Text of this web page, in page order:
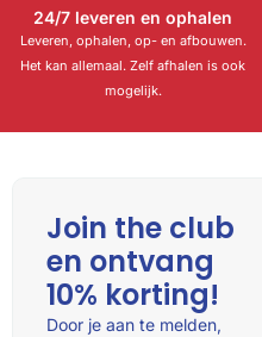
24/7 leveren en ophalen
Leveren, ophalen, op- en afbouwen.
Het kan allemaal. Zelf afhalen is ook
mogelijk.
Join the club
en ontvang
10% korting!
Door je aan te melden,